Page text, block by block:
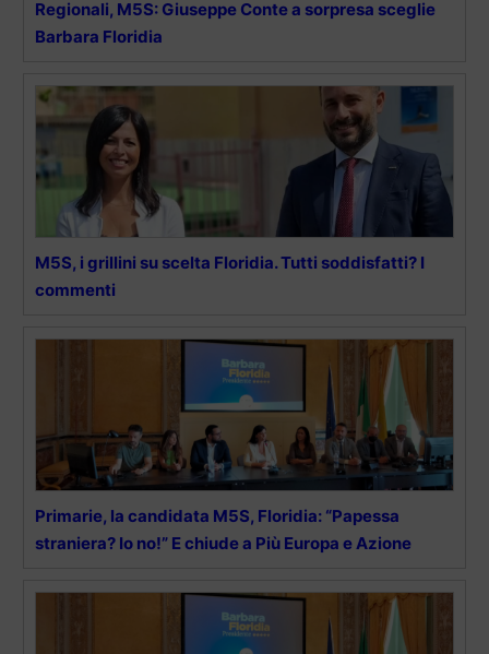
Regionali, M5S: Giuseppe Conte a sorpresa sceglie
Barbara Floridia
M5S, i grillini su scelta Floridia. Tutti soddisfatti? I
commenti
Primarie, la candidata M5S, Floridia: “Papessa
straniera? Io no!” E chiude a Più Europa e Azione